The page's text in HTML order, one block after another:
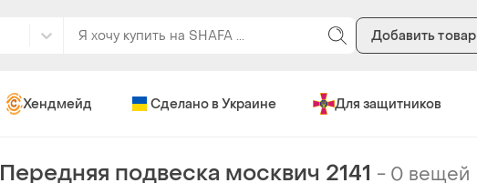
Добавить товар
Хендмейд Сделано в Украине Для защитников
Передняя подвеска москвич 2141 - 0 вещей